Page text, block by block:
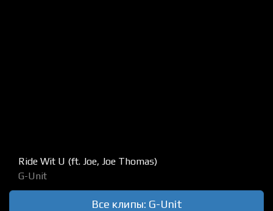
Ride Wit U (ft. Joe, Joe Thomas)
G-Unit
Все клипы: G-Unit